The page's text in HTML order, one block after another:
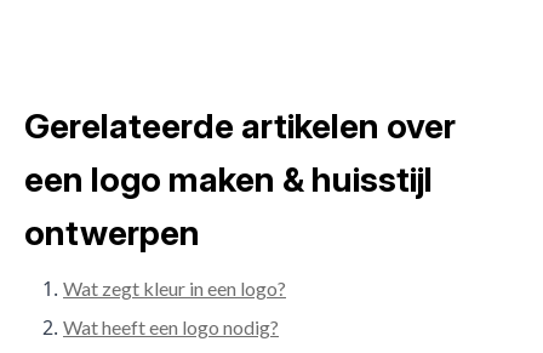
Gerelateerde artikelen over
een logo maken & huisstijl
ontwerpen
Wat zegt kleur in een logo?
Wat heeft een logo nodig?